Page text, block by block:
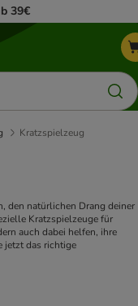
39€
Kratzspielzeug
den natürlichen Drang deiner
Kratzspielzeuge für